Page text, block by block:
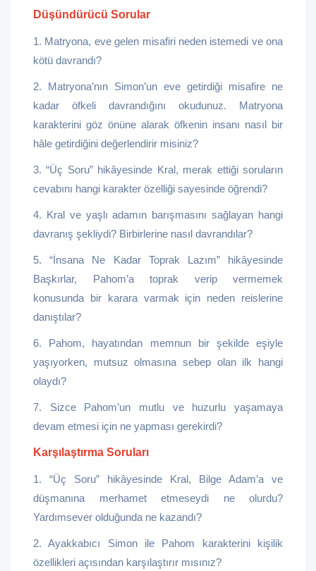
Düşündürücü Sorular
1. Matryona, eve gelen misafiri neden istemedi ve ona
kötü davrandı?
2. Matryona’nın Simon’un eve getirdiği misafire ne
kadar öfkeli davrandığını okudunuz. Matryona
karakterini göz önüne alarak öfkenin insanı nasıl bir
hâle getirdiğini değerlendirir misiniz?
3. “Üç Soru” hikâyesinde Kral, merak ettiği soruların
cevabını hangi karakter özelliği sayesinde öğrendi?
4. Kral ve yaşlı adamın barışmasını sağlayan hangi
davranış şekliydi? Birbirlerine nasıl davrandılar?
5. “İnsana Ne Kadar Toprak Lazım” hikâyesinde
Başkırlar, Pahom’a toprak verip vermemek
konusunda bir karara varmak için neden reislerine
danıştılar?
6. Pahom, hayatından memnun bir şekilde eşiyle
yaşıyorken, mutsuz olmasına sebep olan ilk hangi
olaydı?
7. Sizce Pahom’un mutlu ve huzurlu yaşamaya
devam etmesi için ne yapması gerekirdi?
Karşılaştırma Soruları
1. “Üç Soru” hikâyesinde Kral, Bilge Adam’a ve
düşmanına merhamet etmeseydi ne olurdu?
Yardımsever olduğunda ne kazandı?
2. Ayakkabıcı Simon ile Pahom karakterini kişilik
özellikleri açısından karşılaştırır mısınız?